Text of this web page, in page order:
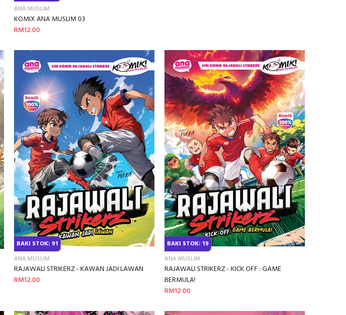
ANA MUSLIM
KOMIX ANA MUSLIM 03
RM12.00
BAKI STOK: 91
ANA MUSLIM
RAJAWALI STRIKERZ - KAWAN JADI LAWAN
RM12.00
BAKI STOK: 19
ANA MUSLIM
RAJAWALI STRIKERZ - KICK OFF : GAME
BERMULA!
RM12.00